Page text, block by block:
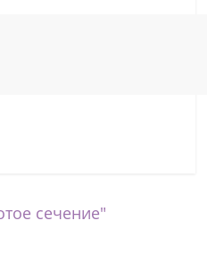
сечение"